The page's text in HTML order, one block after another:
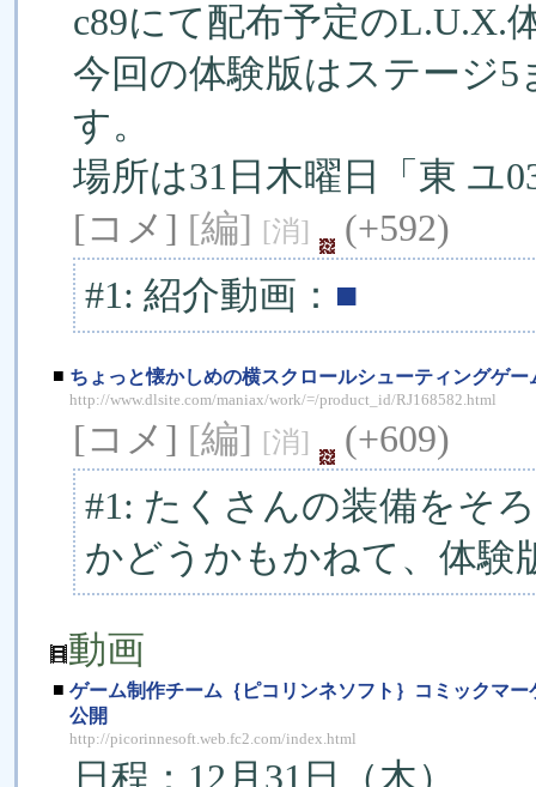
c89にて配布予定のL.U.X.
今回の体験版はステージ
す。
場所は31日木曜日「東 ユ
[コメ] [編] [消]
(+592)
#1: 紹介動画： ■
■ ちょっと懐かしめの横スクロールシューティングゲ
http://www.dlsite.com/maniax/work/=/product_id/RJ168582.html
[コメ] [編] [消]
(+609)
#1: たくさんの装備をそ
かどうかもかねて、体験
動画
■ ゲーム制作チーム｛ピコリンネソフト｝コミックマ
公開
http://picorinnesoft.web.fc2.com/index.html
日程：12月31日（木）